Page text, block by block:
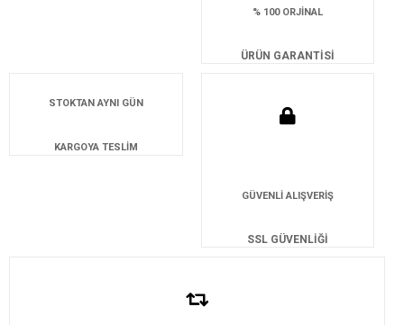
% 100 ORJİNAL
ÜRÜN GARANTİSİ
STOKTAN AYNI GÜN
KARGOYA TESLİM
GÜVENLİ ALIŞVERİŞ
SSL GÜVENLİĞİ